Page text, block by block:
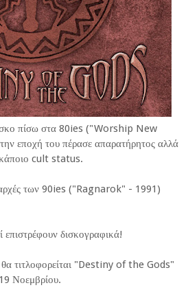
πίσω στα 80ies ("Worship New
εποχή του πέρασε απαρατήρητος αλλά
κάποιο cult status.
των 90ies ("Ragnarok" - 1991)
επιστρέφουν δισκογραφικά!
τιτλοφορείται "Destiny of the Gods"
Νοεμβρίου.